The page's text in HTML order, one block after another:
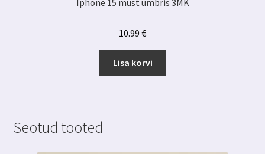
10.99 €
Lisa korvi
Seotud tooted